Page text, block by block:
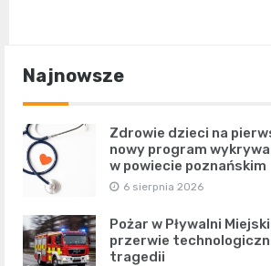
Najnowsze
Zdrowie dzieci na
nowy program
w powiecie poznańskim
6 sierpnia 2026
Pożar w Pływalni
przerwie
tragedii